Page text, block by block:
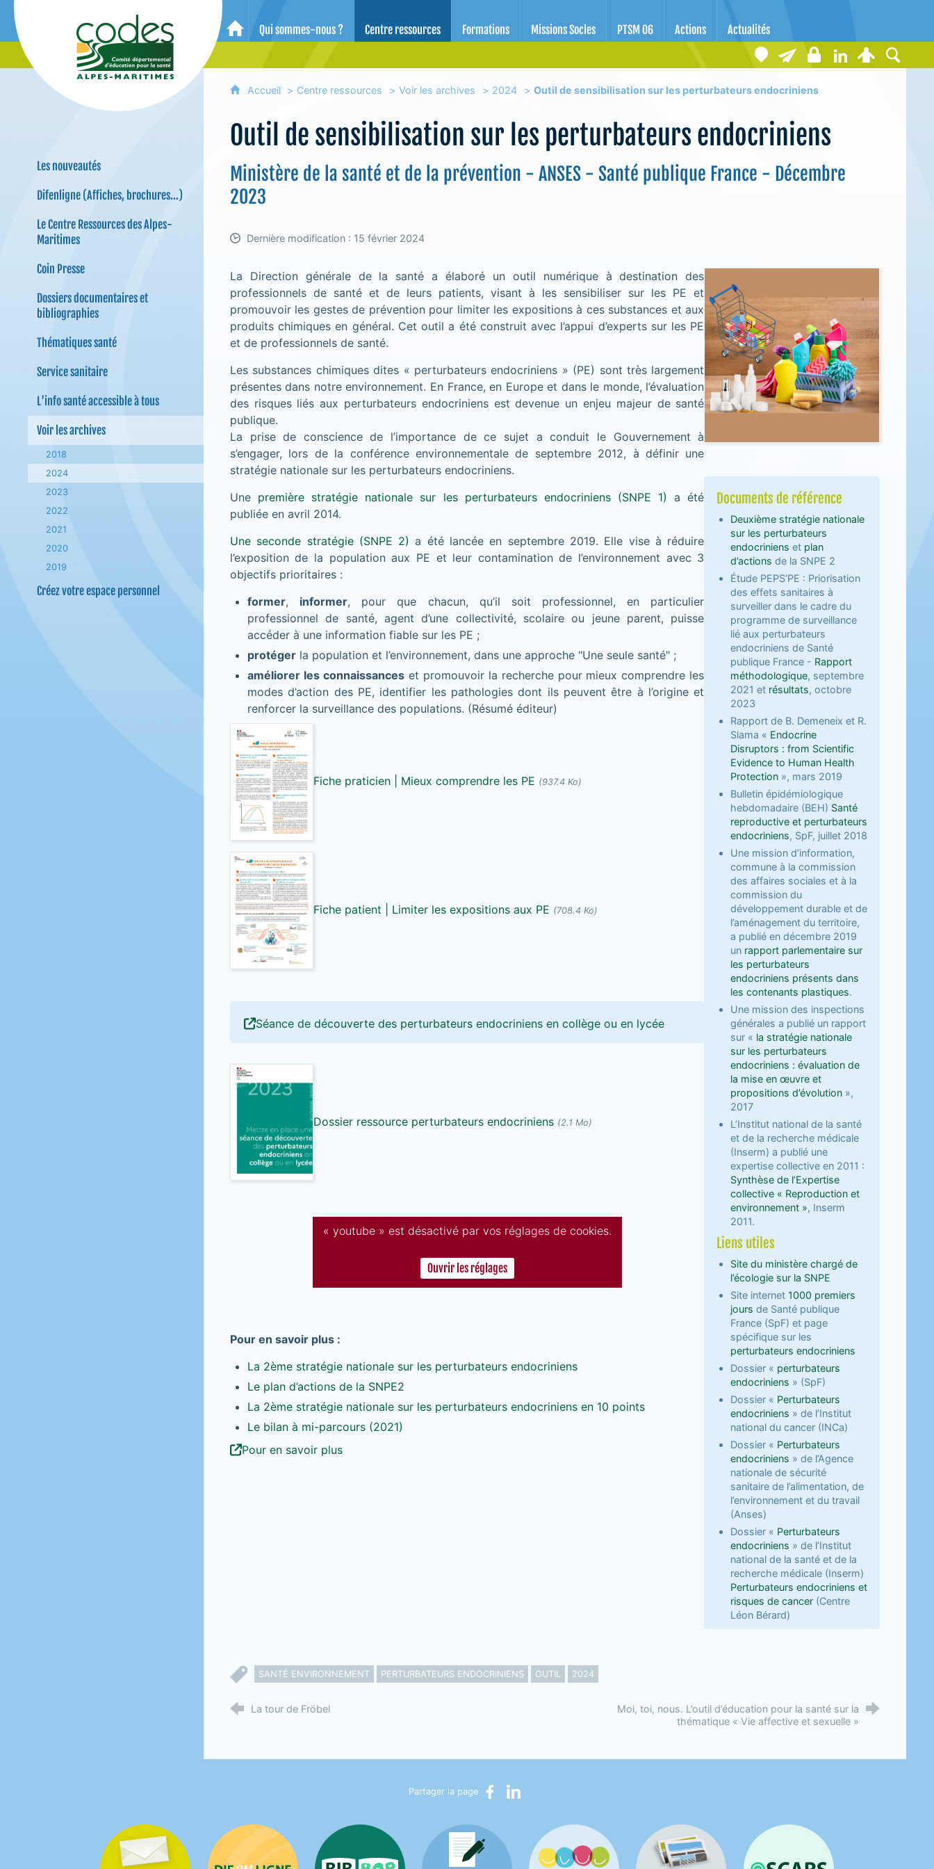
CoDES 06 - Comité départemental d'éducation pour la santé des Alpes-Maritimes
Accueil
Qui sommes-nous ? Centre ressources Formations Missions Socles PTSM 06 Actions Actualités
Les nouveautés
Difenligne (Affiches, brochures...)
Le Centre Ressources des Alpes-
Maritimes
Coin Presse
Dossiers documentaires et
bibliographies
Thématiques santé
Service sanitaire
L'info santé accessible à tous
Voir les archives
2018
2024
2023
2022
2021
2020
2019
Créez votre espace personnel
Accueil Centre ressources Voir les archives 2024 Outil de sensibilisation sur les perturbateurs endocriniens
Outil de sensibilisation sur les perturbateurs endocriniens
Ministère de la santé et de la prévention - ANSES - Santé publique France - Décembre
2023
Dernière modification : 15 février 2024
La Direction générale de la santé a élaboré un outil numérique à destination des
professionnels de santé et de leurs patients, visant à les sensibiliser sur les PE et
promouvoir les gestes de prévention pour limiter les expositions à ces substances et aux
produits chimiques en général. Cet outil a été construit avec l’appui d’experts sur les PE
et de professionnels de santé.
Les substances chimiques dites « perturbateurs endocriniens » (PE) sont très largement
présentes dans notre environnement. En France, en Europe et dans le monde, l’évaluation
des risques liés aux perturbateurs endocriniens est devenue un enjeu majeur de santé
publique.
La prise de conscience de l’importance de ce sujet a conduit le Gouvernement à
s’engager, lors de la conférence environnementale de septembre 2012, à définir une
stratégie nationale sur les perturbateurs endocriniens.
Une première stratégie nationale sur les perturbateurs endocriniens (SNPE 1) a été
publiée en avril 2014.
Une seconde stratégie (SNPE 2) a été lancée en septembre 2019. Elle vise à réduire
l’exposition de la population aux PE et leur contamination de l’environnement avec 3
objectifs prioritaires :
former, informer, pour que chacun, qu’il soit professionnel, en particulier
professionnel de santé, agent d’une collectivité, scolaire ou jeune parent, puisse
accéder à une information fiable sur les PE ;
protégerla population et l’environnement, dans une approche "Une seule santé" ;
améliorer les connaissanceset promouvoir la recherche pour mieux comprendre les
modes d’action des PE, identifier les pathologies dont ils peuvent être à l’origine et
renforcer la surveillance des populations. (Résumé éditeur)
Fiche praticien | Mieux comprendre les PE (937.4 Ko)
Fiche patient | Limiter les expositions aux PE (708.4 Ko)
Séance de découverte des perturbateurs endocriniens en collège ou en lycée
Dossier ressource perturbateurs endocriniens (2.1 Mo)
« youtube » est désactivé par vos réglages de cookies.
Ouvrir les réglages
Pour en savoir plus :
La 2ème stratégie nationale sur les perturbateurs endocriniens
Le plan d’actions de la SNPE2
La 2ème stratégie nationale sur les perturbateurs endocriniens en 10 points
Le bilan à mi-parcours (2021)
Pour en savoir plus
Documents de référence
Deuxième stratégie nationale
sur les perturbateurs
endocriniens et plan
d’actions de la SNPE 2
Étude PEPS’PE : Priorisation
des effets sanitaires à
surveiller dans le cadre du
programme de surveillance
lié aux perturbateurs
endocriniens de Santé
publique France - Rapport
méthodologique, septembre
2021 et résultats, octobre
2023
Rapport de B. Demeneix et R.
Slama « Endocrine
Disruptors : from Scientific
Evidence to Human Health
Protection », mars 2019
Bulletin épidémiologique
hebdomadaire (BEH) Santé
reproductive et perturbateurs
endocriniens, SpF, juillet 2018
Une mission d’information,
commune à la commission
des affaires sociales et à la
commission du
développement durable et de
l’aménagement du territoire,
a publié en décembre 2019
un rapport parlementaire sur
les perturbateurs
endocriniens présents dans
les contenants plastiques.
Une mission des inspections
générales a publié un rapport
sur « la stratégie nationale
sur les perturbateurs
endocriniens : évaluation de
la mise en œuvre et
propositions d’évolution »,
2017
L’Institut national de la santé
et de la recherche médicale
(Inserm) a publié une
expertise collective en 2011 :
Synthèse de l’Expertise
collective « Reproduction et
environnement », Inserm
2011.
Liens utiles
Site du ministère chargé de
l’écologie sur la SNPE
Site internet 1000 premiers
jours de Santé publique
France (SpF) et page
spécifique sur les
perturbateurs endocriniens
Dossier « perturbateurs
endocriniens » (SpF)
Dossier « Perturbateurs
endocriniens » de l’Institut
national du cancer (INCa)
Dossier « Perturbateurs
endocriniens » de l’Agence
nationale de sécurité
sanitaire de l’alimentation, de
l’environnement et du travail
(Anses)
Dossier « Perturbateurs
endocriniens » de l’Institut
national de la santé et de la
recherche médicale (Inserm)
Perturbateurs endocriniens et
risques de cancer (Centre
Léon Bérard)
SANTÉ ENVIRONNEMENT PERTURBATEURS ENDOCRINIENS OUTIL 2024
La tour de Fröbel
Moi, toi, nous. L’outil d’éducation pour la santé sur la
thématique « Vie affective et sexuelle »
Partager la page Partager sur Facebook
Partager sur LinkedIn